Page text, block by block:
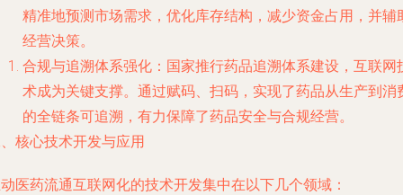
精准地预测市场需求，优化库存结构，减少资金占用，并辅
经营决策。
合规与追溯体系强化 ：国家推行药品追溯体系建设，互联网
术成为关键支撑。通过赋码、扫码，实现了药品从生产到消
的全链条可追溯，有力保障了药品安全与合规经营。
核心技术开发与应用
医药流通互联网化的技术开发集中在以下几个领域：